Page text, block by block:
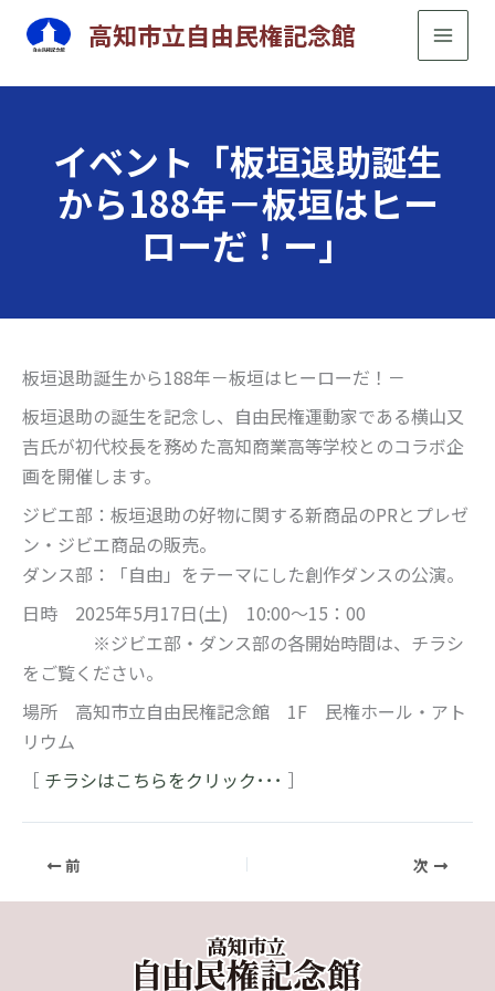
高知市立自由民権記念館
イベント「板垣退助誕生
から188年－板垣はヒー
ローだ！ー」
板垣退助誕生から188年－板垣はヒーローだ！－
板垣退助の誕生を記念し、自由民権運動家である横山又
吉氏が初代校長を務めた高知商業高等学校とのコラボ企
画を開催します。
ジビエ部：板垣退助の好物に関する新商品のPRとプレゼ
ン・ジビエ商品の販売。
ダンス部：「自由」をテーマにした創作ダンスの公演。
日時 2025年5月17日(土) 10:00～15：00
※ジビエ部・ダンス部の各開始時間は、チラシ
をご覧ください。
場所 高知市立自由民権記念館 1F 民権ホール・アト
リウム
［ チラシはこちらをクリック･･･ ］
前 次